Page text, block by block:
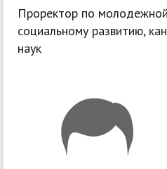
Проректор по
социальному развитию,
наук